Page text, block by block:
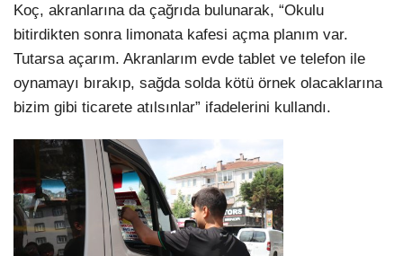
Koç, akranlarına da çağrıda bulunarak, “Okulu
bitirdikten sonra limonata kafesi açma planım var.
Tutarsa açarım. Akranlarım evde tablet ve telefon ile
oynamayı bırakıp, sağda solda kötü örnek olacaklarına
bizim gibi ticarete atılsınlar” ifadelerini kullandı.